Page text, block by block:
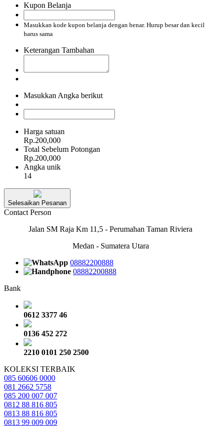
Kupon Belanja
Masukkan kode kupon belanja dengan benar. Hurup besar dan kecil
harus sama
Keterangan Tambahan
Masukkan Angka berikut
Harga satuan
Rp.200,000
Total Sebelum Potongan
Rp.200,000
Angka unik
14
Selesaikan Pesanan
Contact Person
Jalan SM Raja Km 11,5 - Perumahan Taman Riviera
Medan - Sumatera Utara
08882200888
08882200888
Bank
0612 3377 46
0136 452 272
2210 0101 250 2500
KOLEKSI TERBAIK
085 60606 0000
081 2662 5758
085 200 007 007
0812 88 816 805
0813 88 816 805
0813 99 009 009